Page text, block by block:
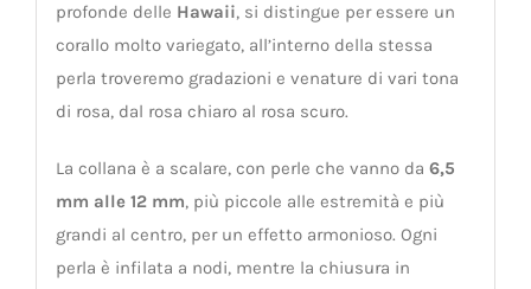
profonde delle Hawaii, si distingue per essere un
corallo molto variegato, all’interno della stessa
perla troveremo gradazioni e venature di vari tona
di rosa, dal rosa chiaro al rosa scuro.
La collana è a scalare, con perle che vanno da 6,5
mm alle 12 mm, più piccole alle estremità e più
grandi al centro, per un effetto armonioso. Ogni
perla è infilata a nodi, mentre la chiusura in